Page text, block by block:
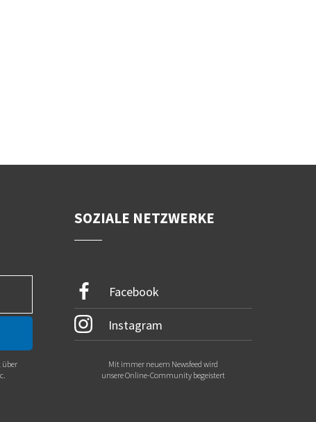
über
SOZIALE NETZWERKE
Facebook
Instagram
Mit immer neuem Newsfeed wird
unsere Online-Community begeistert